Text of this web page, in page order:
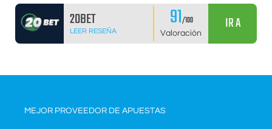
20BET
LEER RESEÑA 91/100
Valoración
IR A
MEJOR PROVEEDOR DE APUESTAS